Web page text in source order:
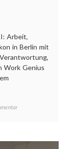
Arbeit,
in Berlin mit
Work Genius
zu